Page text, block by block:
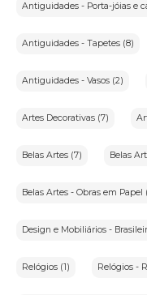
Antiguidades - Porta-jóias e
Antiguidades - Tapetes (8)
Antiguidades - Vasos (2)
Artes Decorativas (7)
Belas Artes (7) Belas
Belas Artes - Obras em Papel
Design e Mobiliários -
Relógios (1) Relógios -